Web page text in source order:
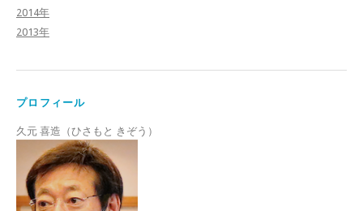
2014年
2013年
プロフィール
久元 喜造（ひさもと きぞう）